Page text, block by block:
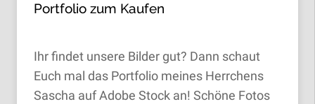
Portfolio zum Kaufen
Ihr findet unsere Bilder gut? Dann schaut
Euch mal das Portfolio meines Herrchens
Sascha auf Adobe Stock an! Schöne Fotos